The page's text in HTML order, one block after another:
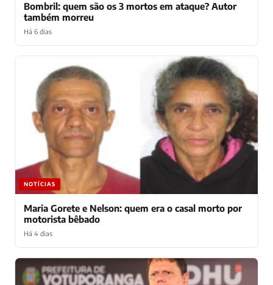
Bombril: quem são os 3 mortos em ataque? Autor
também morreu
Há 6 dias
NOTÍCIAS
Maria Gorete e Nelson: quem era o casal morto por
motorista bêbado
Há 4 dias